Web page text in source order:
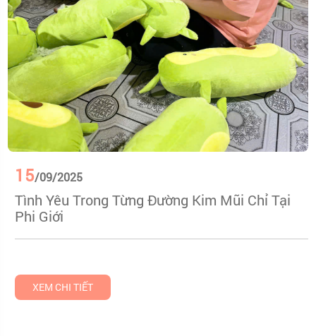
15/09/2025
Tình Yêu Trong Từng Đường Kim Mũi Chỉ Tại
Phi Giới
XEM CHI TIẾT